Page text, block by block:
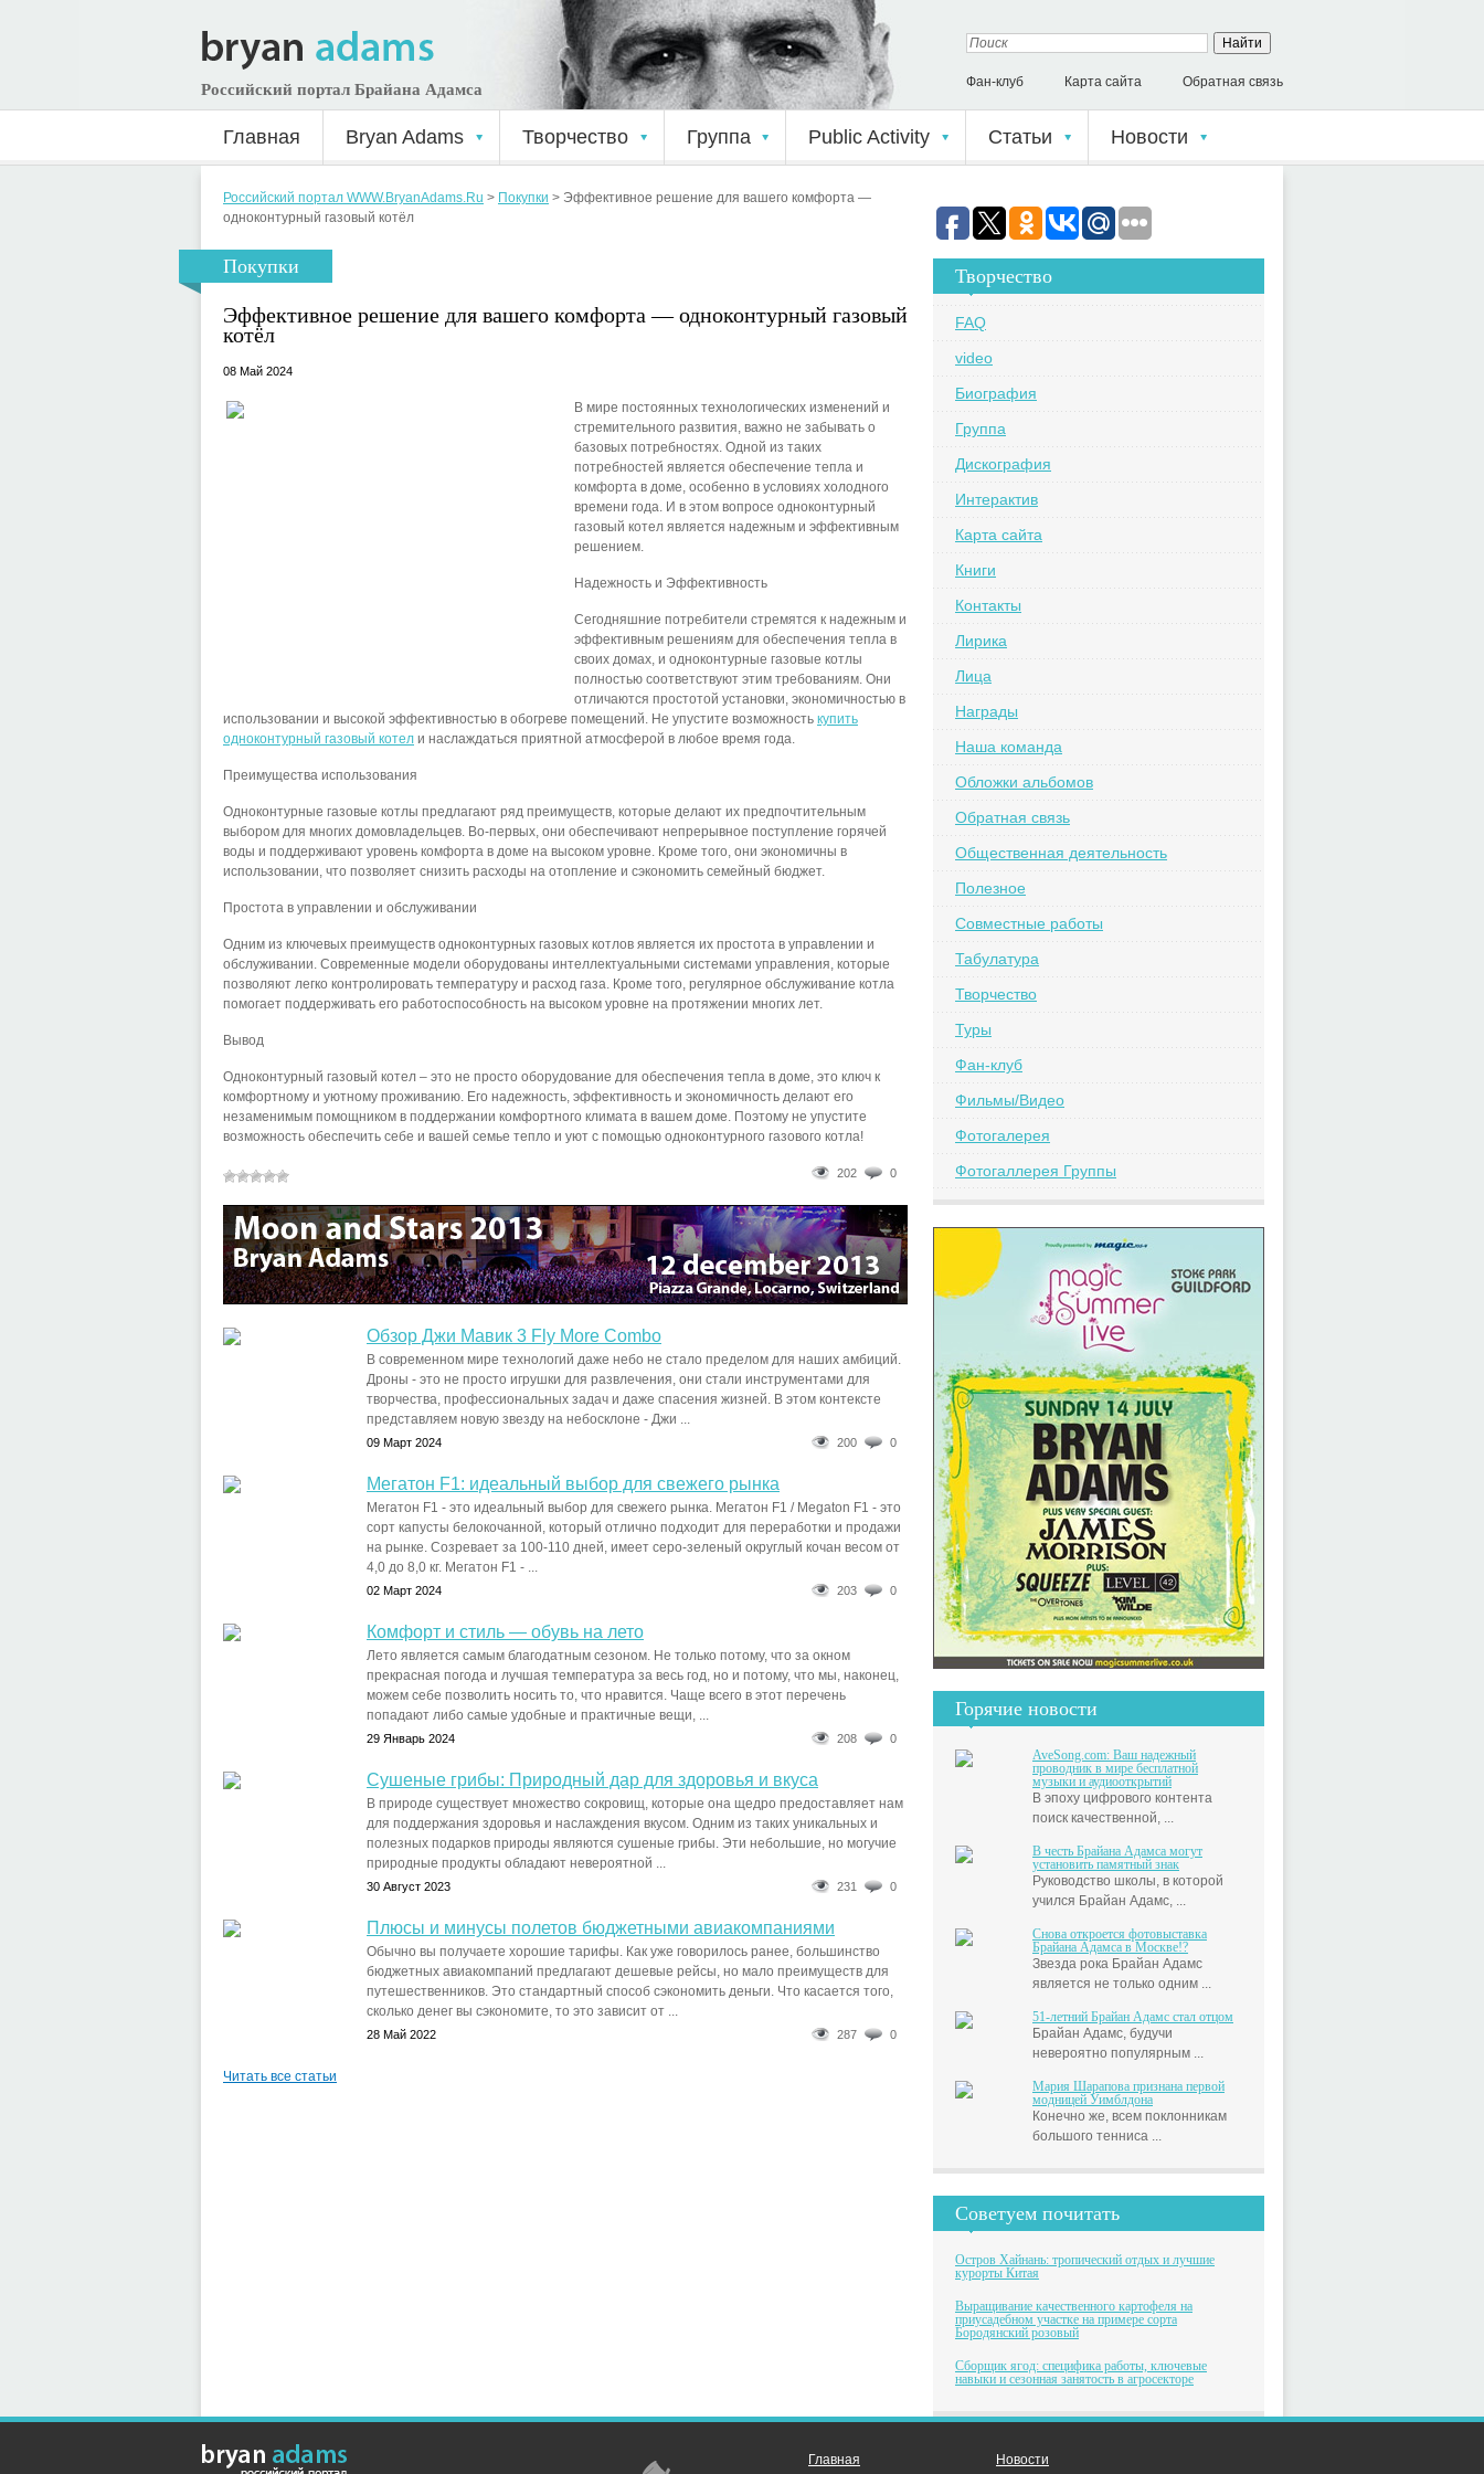
Российский портал Брайана Адамса Фан-клуб Карта сайта Обратная связь
Главная Bryan Adams Творчество Группа Public Activity Статьи Новости
Российский портал WWW.BryanAdams.Ru > Покупки > Эффективное решение для вашего комфорта —
одноконтурный газовый котёл
Покупки
Эффективное решение для вашего комфорта — одноконтурный газовый
котёл
08 Май 2024
В мире постоянных технологических изменений и
стремительного развития, важно не забывать о
базовых потребностях. Одной из таких
потребностей является обеспечение тепла и
комфорта в доме, особенно в условиях холодного
времени года. И в этом вопросе одноконтурный
газовый котел является надежным и эффективным
решением.
Надежность и Эффективность
Сегодняшние потребители стремятся к надежным и
эффективным решениям для обеспечения тепла в
своих домах, и одноконтурные газовые котлы
полностью соответствуют этим требованиям. Они
отличаются простотой установки, экономичностью в
использовании и высокой эффективностью в обогреве помещений. Не упустите возможность купить
одноконтурный газовый котел и наслаждаться приятной атмосферой в любое время года.
Преимущества использования
Одноконтурные газовые котлы предлагают ряд преимуществ, которые делают их предпочтительным
выбором для многих домовладельцев. Во-первых, они обеспечивают непрерывное поступление горячей
воды и поддерживают уровень комфорта в доме на высоком уровне. Кроме того, они экономичны в
использовании, что позволяет снизить расходы на отопление и сэкономить семейный бюджет.
Простота в управлении и обслуживании
Одним из ключевых преимуществ одноконтурных газовых котлов является их простота в управлении и
обслуживании. Современные модели оборудованы интеллектуальными системами управления, которые
позволяют легко контролировать температуру и расход газа. Кроме того, регулярное обслуживание котла
помогает поддерживать его работоспособность на высоком уровне на протяжении многих лет.
Вывод
Одноконтурный газовый котел – это не просто оборудование для обеспечения тепла в доме, это ключ к
комфортному и уютному проживанию. Его надежность, эффективность и экономичность делают его
незаменимым помощником в поддержании комфортного климата в вашем доме. Поэтому не упустите
возможность обеспечить себе и вашей семье тепло и уют с помощью одноконтурного газового котла!
202 0
Обзор Джи Мавик 3 Fly More Combo
В современном мире технологий даже небо не стало пределом для наших амбиций.
Дроны - это не просто игрушки для развлечения, они стали инструментами для
творчества, профессиональных задач и даже спасения жизней. В этом контексте
представляем новую звезду на небосклоне - Джи ...
09 Март 2024 200 0
Мегатон F1: идеальный выбор для свежего рынка
Мегатон F1 - это идеальный выбор для свежего рынка. Мегатон F1 / Megaton F1 - это
сорт капусты белокочанной, который отлично подходит для переработки и продажи
на рынке. Созревает за 100-110 дней, имеет серо-зеленый округлый кочан весом от
4,0 до 8,0 кг. Мегатон F1 - ...
02 Март 2024 203 0
Комфорт и стиль — обувь на лето
Лето является самым благодатным сезоном. Не только потому, что за окном
прекрасная погода и лучшая температура за весь год, но и потому, что мы, наконец,
можем себе позволить носить то, что нравится. Чаще всего в этот перечень
попадают либо самые удобные и практичные вещи, ...
29 Январь 2024 208 0
Сушеные грибы: Природный дар для здоровья и вкуса
В природе существует множество сокровищ, которые она щедро предоставляет нам
для поддержания здоровья и наслаждения вкусом. Одним из таких уникальных и
полезных подарков природы являются сушеные грибы. Эти небольшие, но могучие
природные продукты обладают невероятной ...
30 Август 2023 231 0
Плюсы и минусы полетов бюджетными авиакомпаниями
Обычно вы получаете хорошие тарифы. Как уже говорилось ранее, большинство
бюджетных авиакомпаний предлагают дешевые рейсы, но мало преимуществ для
путешественников. Это стандартный способ сэкономить деньги. Что касается того,
сколько денег вы сэкономите, то это зависит от ...
28 Май 2022 287 0
Читать все статьи
Творчество
FAQ
video
Биография
Группа
Дискография
Интерактив
Карта сайта
Книги
Контакты
Лирика
Лица
Награды
Наша команда
Обложки альбомов
Обратная связь
Общественная деятельность
Полезное
Совместные работы
Табулатура
Творчество
Туры
Фан-клуб
Фильмы/Видео
Фотогалерея
Фотогаллерея Группы
Горячие новости
AveSong.com: Ваш надежный
проводник в мире бесплатной
музыки и аудиооткрытий
В эпоху цифрового контента
поиск качественной, ...
В честь Брайана Адамса могут
установить памятный знак
Руководство школы, в которой
учился Брайан Адамс, ...
Снова откроется фотовыставка
Брайана Адамса в Москве!?
Звезда рока Брайан Адамс
является не только одним ...
51-летний Брайан Адамс стал отцом
Брайан Адамс, будучи
невероятно популярным ...
Мария Шарапова признана первой
модницей Уимблдона
Конечно же, всем поклонникам
большого тенниса ...
Советуем почитать
Остров Хайнань: тропический отдых и лучшие
курорты Китая
Выращивание качественного картофеля на
приусадебном участке на примере сорта
Бородянский розовый
Сборщик ягод: специфика работы, ключевые
навыки и сезонная занятость в агросекторе
Главная
Новости